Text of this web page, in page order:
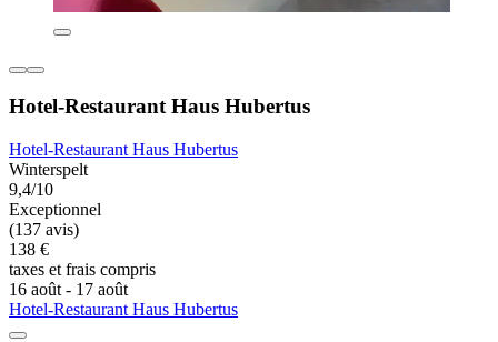
Hotel-Restaurant Haus Hubertus
Hotel-Restaurant Haus Hubertus
Winterspelt
9,4/10
Exceptionnel
(137 avis)
138 €
taxes et frais compris
16 août - 17 août
Hotel-Restaurant Haus Hubertus